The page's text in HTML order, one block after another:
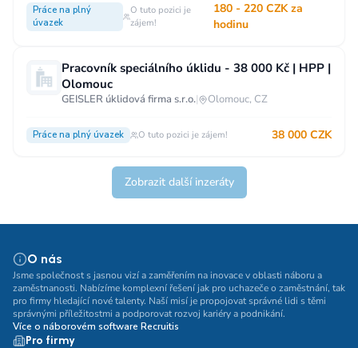
Práce na plný
úvazek
O tuto pozici je
zájem!
180 - 220 CZK za
hodinu
Pracovník speciálního úklidu - 38 000 Kč | HPP |
Olomouc
GEISLER úklidová firma s.r.o.| Olomouc, CZ
Práce na plný úvazek O tuto pozici je zájem! 38 000 CZK
Zobrazit další inzeráty
O nás
Jsme společnost s jasnou vizí a zaměřením na inovace v oblasti náboru a
zaměstnanosti. Nabízíme komplexní řešení jak pro uchazeče o zaměstnání, tak
pro firmy hledající nové talenty. Naší misí je propojovat správné lidi s těmi
správnými příležitostmi a podporovat rozvoj kariéry a podnikání.
Více o náborovém software Recruitis
Pro firmy